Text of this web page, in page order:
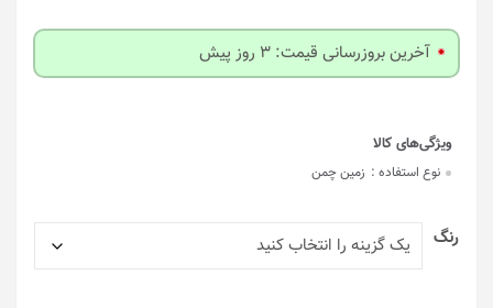
آخرین بروزرسانی قیمت: 3 روز پیش
نوع استفاده : زمین چمن
رنگ